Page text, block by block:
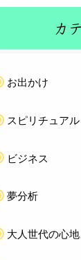
カ
お出かけ
スピリチュアル
ビジネス
夢分析
大人世代の心